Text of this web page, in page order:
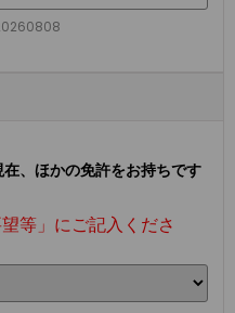
、ほかの免許をお持ちです
等」にご記入くださ